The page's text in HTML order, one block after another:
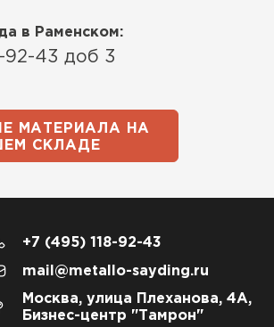
в Раменском:
92-43 доб 3
МАТЕРИАЛА НА
СКЛАДЕ
+7 (495) 118-92-43
mail@metallo-sayding.ru
Москва, улица Плеханова, 4А,
Бизнес-центр "Тамрон"